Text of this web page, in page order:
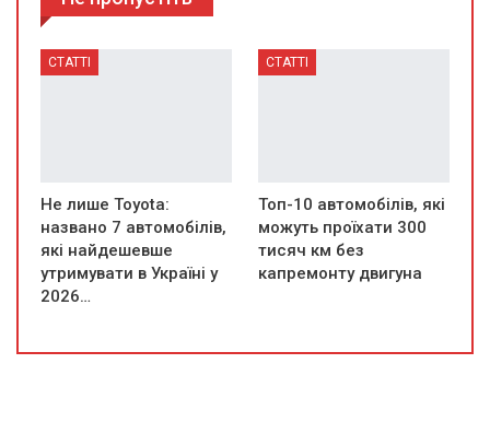
СТАТТІ
Не лише Toyota:
названо 7 автомобілів,
які найдешевше
утримувати в Україні у
2026…
СТАТТІ
Топ-10 автомобілів, які
можуть проїхати 300
тисяч км без
капремонту двигуна